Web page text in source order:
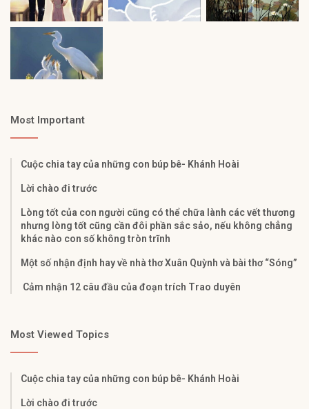
Most Important
Cuộc chia tay của những con búp bê- Khánh Hoài
Lời chào đi trước
Lòng tốt của con người cũng có thể chữa lành các vết thương
nhưng lòng tốt cũng cần đôi phần sắc sảo, nếu không chẳng
khác nào con số không tròn trĩnh
Một số nhận định hay về nhà thơ Xuân Quỳnh và bài thơ “Sóng”
Cảm nhận 12 câu đầu của đoạn trích Trao duyên
Most Viewed Topics
Cuộc chia tay của những con búp bê- Khánh Hoài
Lời chào đi trước